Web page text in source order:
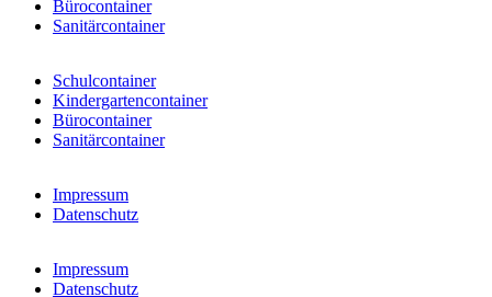
Bürocontainer
Sanitärcontainer
Schulcontainer
Kindergartencontainer
Bürocontainer
Sanitärcontainer
Impressum
Datenschutz
Impressum
Datenschutz